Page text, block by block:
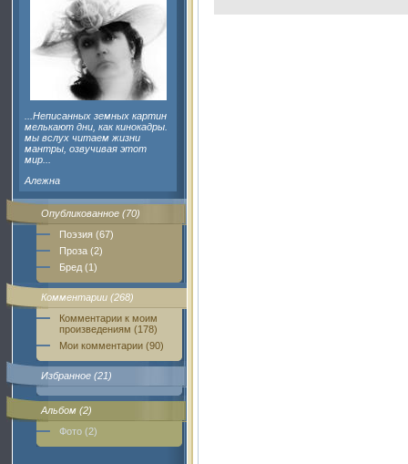
...Неписанных земных картин
мелькают дни, как кинокадры.
мы вслух читаем жизни
мантры, озвучивая этот
мир...
Алежна
Опубликованное (70)
Поэзия (67)
Проза (2)
Бред (1)
Комментарии (268)
Комментарии к моим
произведениям (178)
Мои комментарии (90)
Избранное (21)
Альбом (2)
Фото (2)